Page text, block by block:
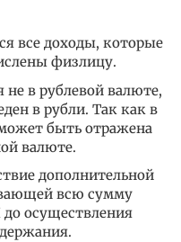
все доходы, которые
физлицу.
не в рублевой валюте,
в рубли. Так как в
быть отражена
валюте.
дополнительной
всю сумму
осуществления